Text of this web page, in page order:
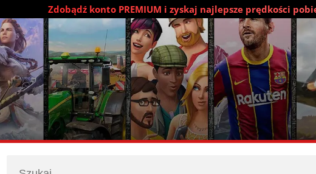
Zdobądź konto PREMIUM i zyskaj najlepsze prędkości